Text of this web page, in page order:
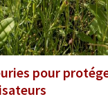
pour